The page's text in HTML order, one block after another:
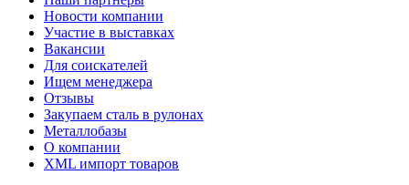
Новости компании
Участие в выставках
Вакансии
Для соискателей
Ищем менеджера
Отзывы
Закупаем сталь в рулонах
Металлобазы
О компании
XML импорт товаров